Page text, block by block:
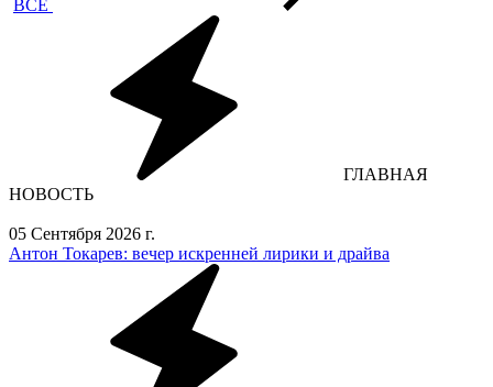
ВСЕ
ГЛАВНАЯ
НОВОСТЬ
05 Сентября 2026 г.
Антон Токарев: вечер искренней лирики и драйва